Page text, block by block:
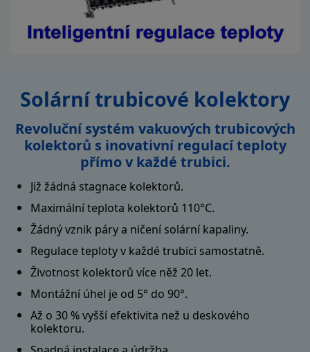
Solární trubicové kolektory
Revoluční systém vakuových trubicových
kolektorů s inovativní regulací teploty
přímo v každé trubici.
Již žádná stagnace kolektorů.
Maximální teplota kolektorů 110°C.
Žádný vznik páry a ničení solární kapaliny.
Regulace teploty v každé trubici samostatně.
Životnost kolektorů více něž 20 let.
Montážní úhel je od 5° do 90°.
Až o 30 % vyšší efektivita než u deskového
kolektoru.